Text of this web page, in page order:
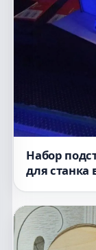
Набор
для станка